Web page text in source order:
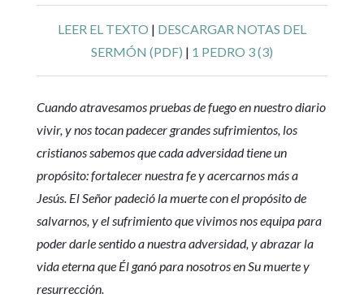
LEER EL TEXTO | DESCARGAR NOTAS DEL
SERMÓN (PDF) | 1 PEDRO 3 (3)
Cuando atravesamos pruebas de fuego en nuestro diario
vivir, y nos tocan padecer grandes sufrimientos, los
cristianos sabemos que cada adversidad tiene un
propósito: fortalecer nuestra fe y acercarnos más a
Jesús. El Señor padeció la muerte con el propósito de
salvarnos, y el sufrimiento que vivimos nos equipa para
poder darle sentido a nuestra adversidad, y abrazar la
vida eterna que Él ganó para nosotros en Su muerte y
resurrección.